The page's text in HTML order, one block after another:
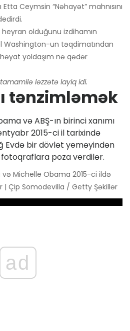
Ceymsin “Nəhayət” mahnısını
olduğunu izdihamın
Washington-un təqdimatından
yoldaşım nə qədər
ləzzətə layiq idi.
tənzimləmək
Michelle Obama 2015-ci ildə
Çip Somodevilla / Getty Şəkillər
ad